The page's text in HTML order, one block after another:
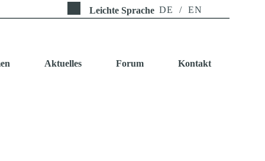
Leichte Sprache DE / EN
Aktuelles Forum Kontakt